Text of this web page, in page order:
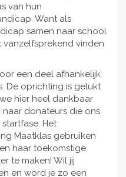
van hun
Want als
samen naar school
vinden
een deel afhankelijk
De oprichting is gelukt
hier heel dankbaar
donateurs die ons
Het
Maatklas gebruiken
haar toekomstige
te maken! Wil jij
en word je zo een